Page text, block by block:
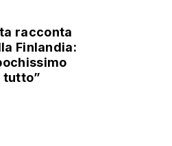
racconta
Finlandia:
tutto”